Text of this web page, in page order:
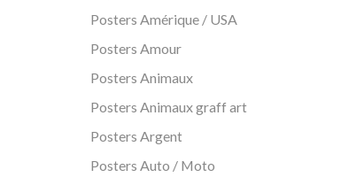
Posters Amérique / USA
Posters Amour
Posters Animaux
Posters Animaux graff art
Posters Argent
Posters Auto / Moto